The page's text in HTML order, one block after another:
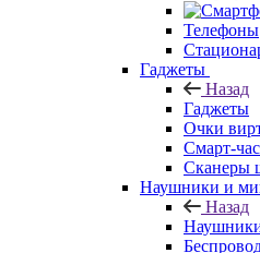
Телефоны
Гаджеты
Назад
Гаджеты
Очки
Смарт-
Сканеры
Наушники и
Назад